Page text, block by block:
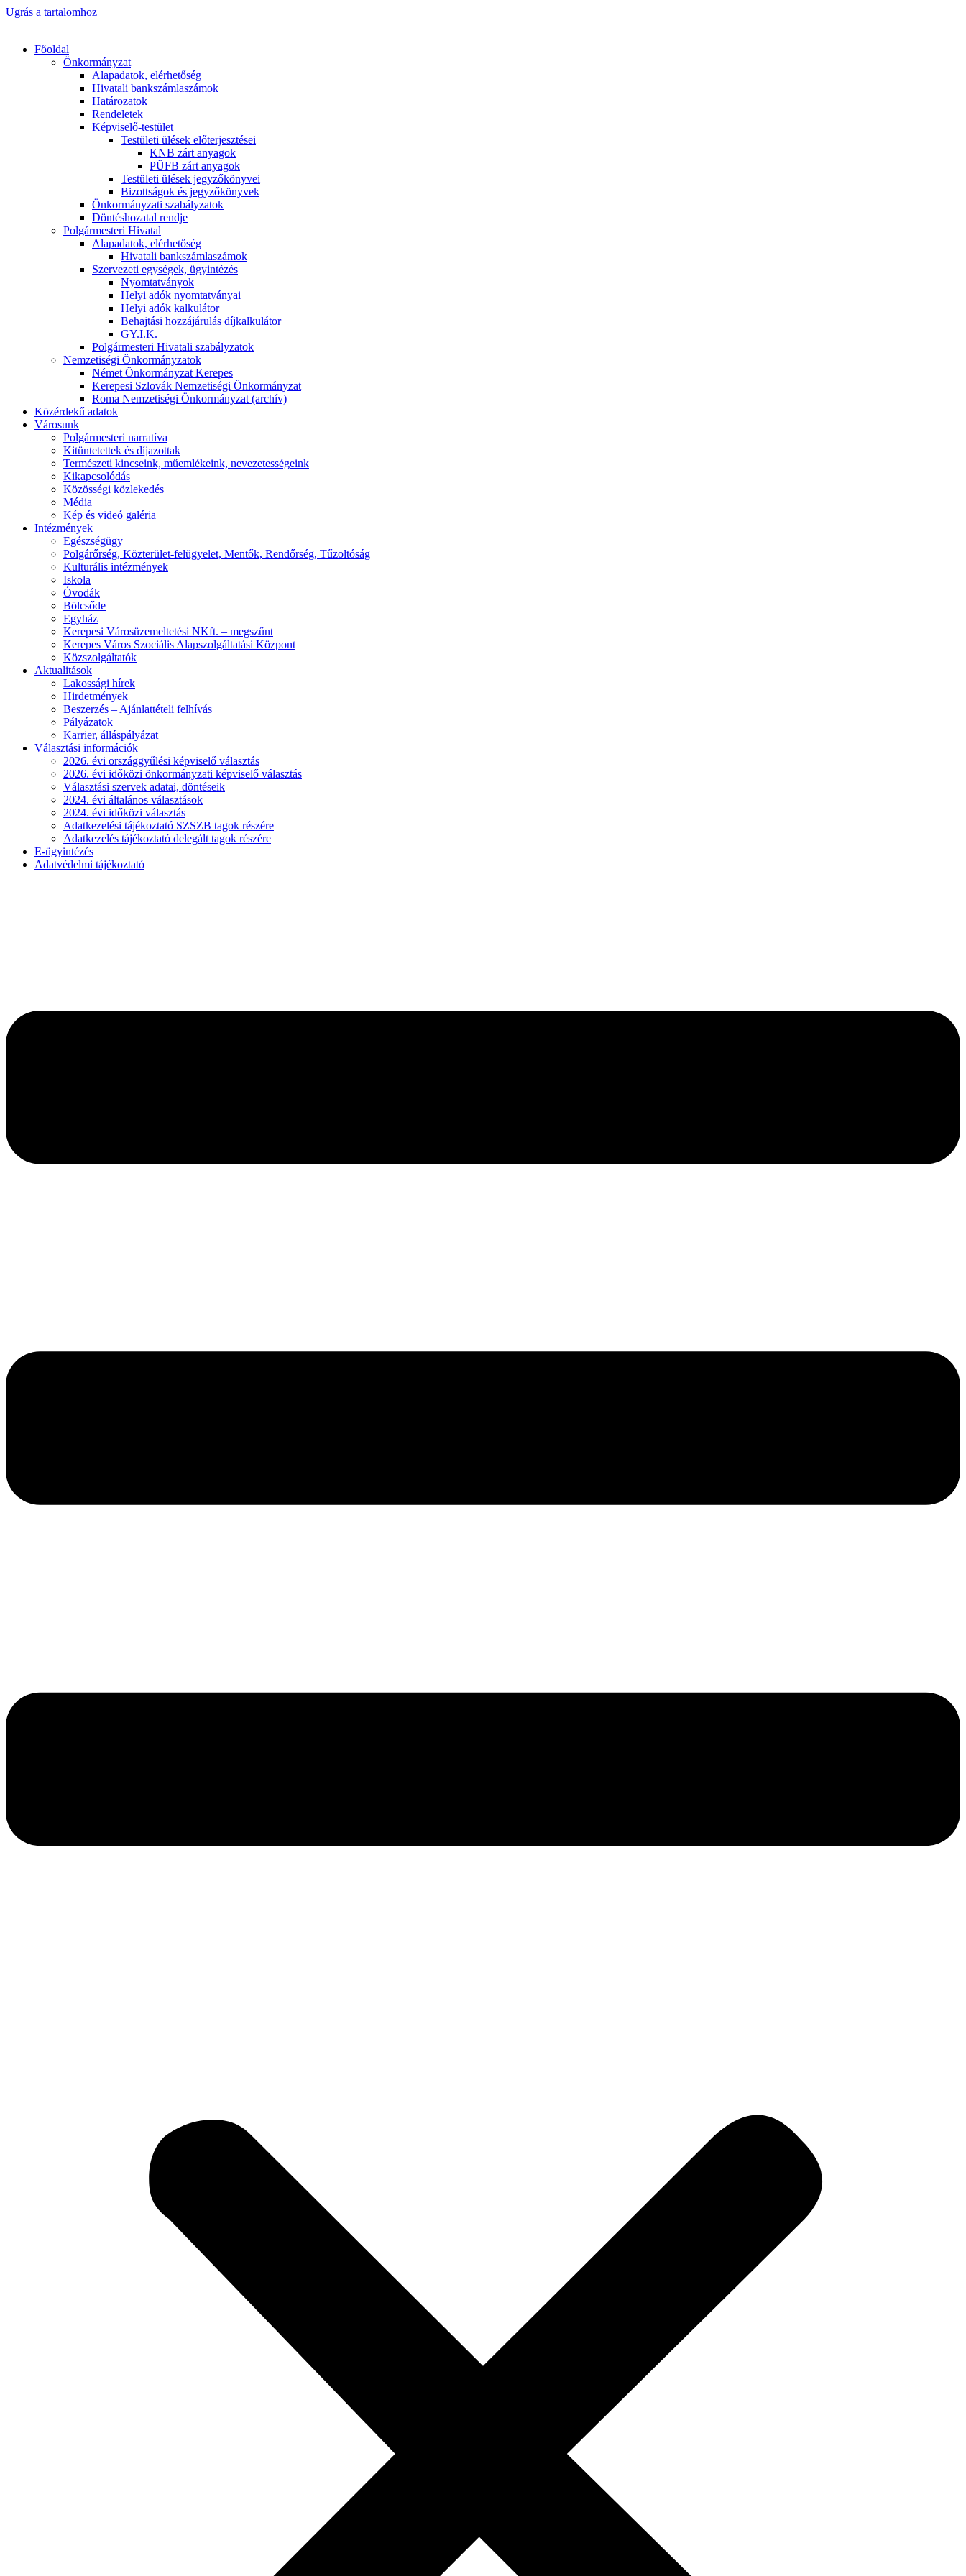
Ugrás a tartalomhoz
Főoldal
Önkormányzat
Alapadatok, elérhetőség
Hivatali bankszámlaszámok
Határozatok
Rendeletek
Képviselő-testület
Testületi ülések előterjesztései
KNB zárt anyagok
PÜFB zárt anyagok
Testületi ülések jegyzőkönyvei
Bizottságok és jegyzőkönyvek
Önkormányzati szabályzatok
Döntéshozatal rendje
Polgármesteri Hivatal
Alapadatok, elérhetőség
Hivatali bankszámlaszámok
Szervezeti egységek, ügyintézés
Nyomtatványok
Helyi adók nyomtatványai
Helyi adók kalkulátor
Behajtási hozzájárulás díjkalkulátor
GY.I.K.
Polgármesteri Hivatali szabályzatok
Nemzetiségi Önkormányzatok
Német Önkormányzat Kerepes
Kerepesi Szlovák Nemzetiségi Önkormányzat
Roma Nemzetiségi Önkormányzat (archív)
Közérdekű adatok
Városunk
Polgármesteri narratíva
Kitüntetettek és díjazottak
Természeti kincseink, műemlékeink, nevezetességeink
Kikapcsolódás
Közösségi közlekedés
Média
Kép és videó galéria
Intézmények
Egészségügy
Polgárőrség, Közterület-felügyelet, Mentők, Rendőrség, Tűzoltóság
Kulturális intézmények
Iskola
Óvodák
Bölcsőde
Egyház
Kerepesi Városüzemeltetési NKft. – megszűnt
Kerepes Város Szociális Alapszolgáltatási Központ
Közszolgáltatók
Aktualitások
Lakossági hírek
Hirdetmények
Beszerzés – Ajánlattételi felhívás
Pályázatok
Karrier, álláspályázat
Választási információk
2026. évi országgyűlési képviselő választás
2026. évi időközi önkormányzati képviselő választás
Választási szervek adatai, döntéseik
2024. évi általános választások
2024. évi időközi választás
Adatkezelési tájékoztató SZSZB tagok részére
Adatkezelés tájékoztató delegált tagok részére
E-ügyintézés
Adatvédelmi tájékoztató